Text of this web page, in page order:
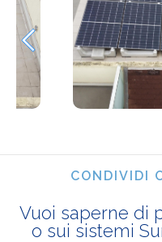
CONDIVIDI
Vuoi saperne di
o sui sistemi